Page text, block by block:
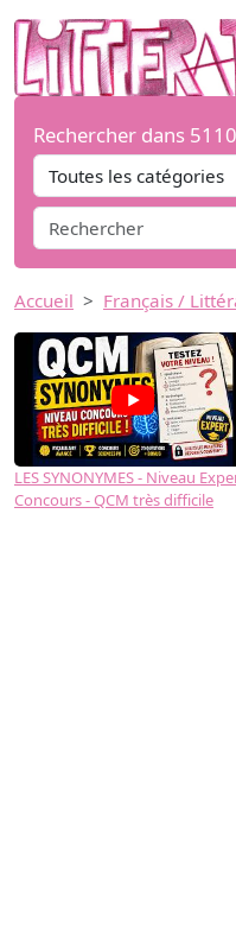
Rechercher dans
Accueil Français /
LES SYNONYMES - Niveau
Concours - QCM très difficile